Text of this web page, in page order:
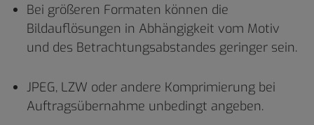
Bei größeren Formaten können die
Bildauflösungen in Abhängigkeit vom Motiv
und des Betrachtungsabstandes geringer sein.
JPEG, LZW oder andere Komprimierung bei
Auftragsübernahme unbedingt angeben.